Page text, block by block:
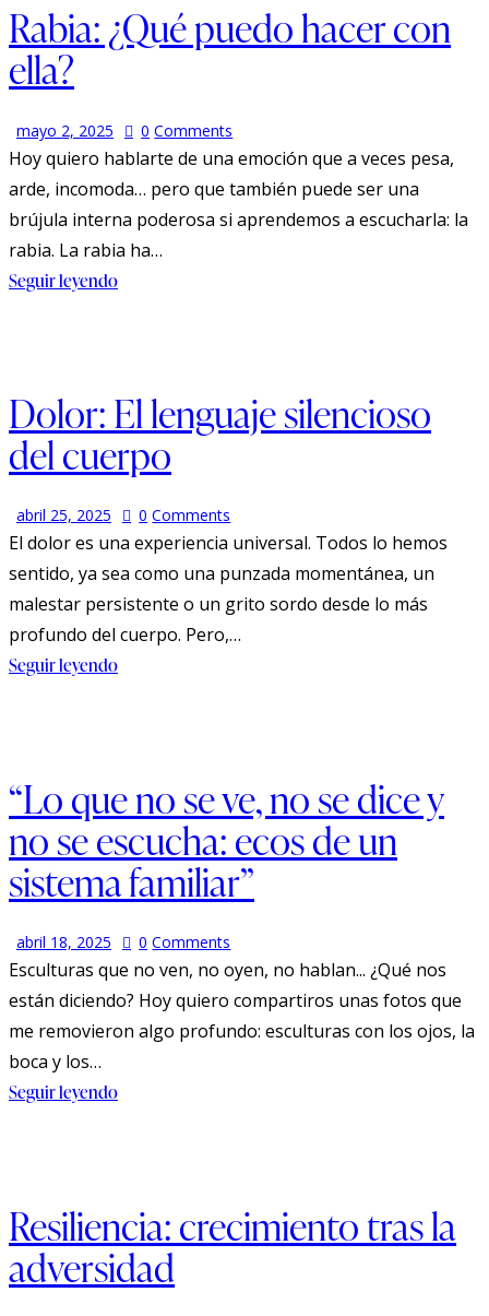
Rabia: ¿Qué puedo hacer con
ella?
mayo 2, 2025 0 Comments
Hoy quiero hablarte de una emoción que a veces pesa,
arde, incomoda… pero que también puede ser una
brújula interna poderosa si aprendemos a escucharla: la
rabia. La rabia ha…
Seguir leyendo
Dolor: El lenguaje silencioso
del cuerpo
abril 25, 2025 0 Comments
El dolor es una experiencia universal. Todos lo hemos
sentido, ya sea como una punzada momentánea, un
malestar persistente o un grito sordo desde lo más
profundo del cuerpo. Pero,…
Seguir leyendo
“Lo que no se ve, no se dice y
no se escucha: ecos de un
sistema familiar”
abril 18, 2025 0 Comments
Esculturas que no ven, no oyen, no hablan... ¿Qué nos
están diciendo? Hoy quiero compartiros unas fotos que
me removieron algo profundo: esculturas con los ojos, la
boca y los…
Seguir leyendo
Resiliencia: crecimiento tras la
adversidad